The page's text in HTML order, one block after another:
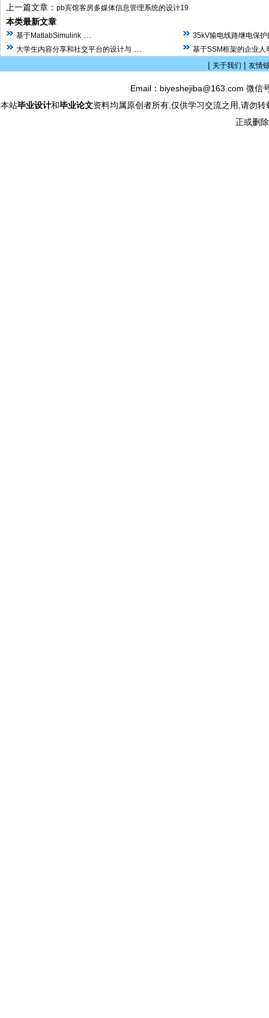
上一篇文章： pb宾馆客房多媒体信息管理系统的设计19
本类最新文章
基于MatlabSimulink
35kV输电线路继电保
大学生内容分享和社交平台的设计与
基于SSM框架的企业人
| 关于我们 | 友情
Email：biyeshejiba@163.com 微
本站毕业设计和毕业论文资料均属原创者所有,仅供学习交流之用,请勿
正或删